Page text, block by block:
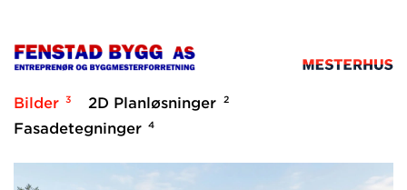
Bilder 3 2D Planløsninger 2
Fasadetegninger 4